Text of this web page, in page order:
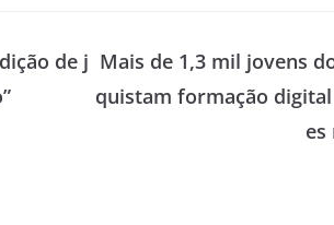
de j Mais de 1,3 mil jovens
quistam formação
es